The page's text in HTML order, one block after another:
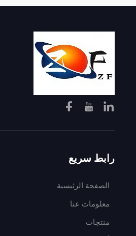
رابط سريع
الصفحة الرئيسية
معلومات عنا
منتجات